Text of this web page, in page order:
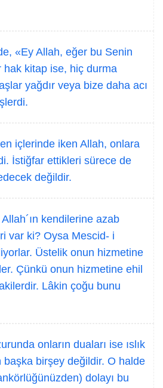
«Ey Allah, eğer bu Senin
hak kitap ise, hiç durma
yağdır veya bize daha acı
içlerinde iken Allah, onlara
İstiğfar ettikleri sürece de
değildir.
kendilerine azab
var ki? Oysa Mescid- i
Üstelik onun hizmetine
Çünkü onun hizmetine ehil
Lâkin çoğu bunu
onların duaları ise ıslık
başka birşey değildir. O halde
dolayı bu